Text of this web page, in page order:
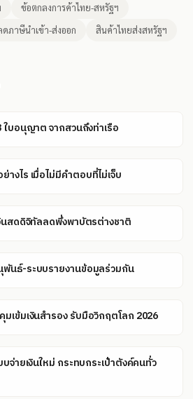
ข้อตกลงการค้าไทย-สหรัฐฯ
ดภาษีนำเข้า-ส่งออก สินค้าไทยส่งสหรัฐฯ
ใบอนุญาต จากสวนถึงท่าเรือ
งไร เมื่อไม่มีคำตอบที่ไม่เจ็บ
นสดดิจิทัลลดพึ่งพาบัตรต่างชาติ
พันธ์-ระบบรายงานข้อมูลร่วมกัน
เข้มเงินสำรอง รับมือวิกฤตโลก 2026
จ่ายเงินใหม่ กระทบกระเป๋าตังค์คนทั่ว